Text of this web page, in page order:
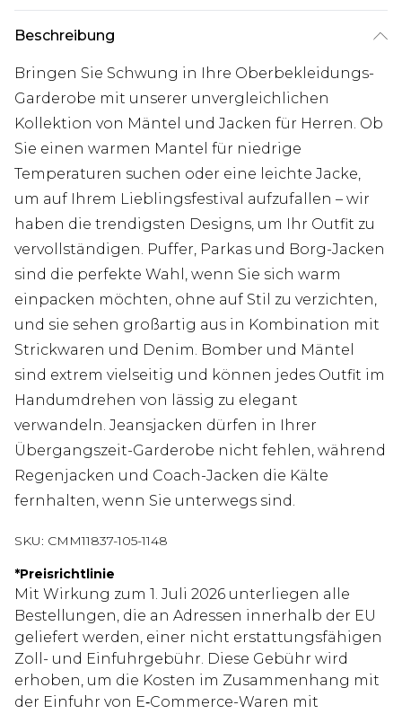
Beschreibung
Bringen Sie Schwung in Ihre Oberbekleidungs-
Garderobe mit unserer unvergleichlichen
Kollektion von Mäntel und Jacken für Herren. Ob
Sie einen warmen Mantel für niedrige
Temperaturen suchen oder eine leichte Jacke,
um auf Ihrem Lieblingsfestival aufzufallen – wir
haben die trendigsten Designs, um Ihr Outfit zu
vervollständigen. Puffer, Parkas und Borg-Jacken
sind die perfekte Wahl, wenn Sie sich warm
einpacken möchten, ohne auf Stil zu verzichten,
und sie sehen großartig aus in Kombination mit
Strickwaren und Denim. Bomber und Mäntel
sind extrem vielseitig und können jedes Outfit im
Handumdrehen von lässig zu elegant
verwandeln. Jeansjacken dürfen in Ihrer
Übergangszeit-Garderobe nicht fehlen, während
Regenjacken und Coach-Jacken die Kälte
fernhalten, wenn Sie unterwegs sind.
SKU: CMM11837-105-1148
*Preisrichtlinie
Mit Wirkung zum 1. Juli 2026 unterliegen alle
Bestellungen, die an Adressen innerhalb der EU
geliefert werden, einer nicht erstattungsfähigen
Zoll- und Einfuhrgebühr. Diese Gebühr wird
erhoben, um die Kosten im Zusammenhang mit
der Einfuhr von E‑Commerce-Waren mit